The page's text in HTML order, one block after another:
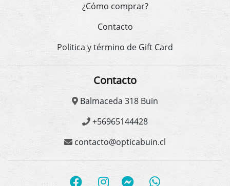
¿Cómo comprar?
Contacto
Politica y término de Gift Card
Contacto
Balmaceda 318 Buin
+56965144428
contacto@opticabuin.cl